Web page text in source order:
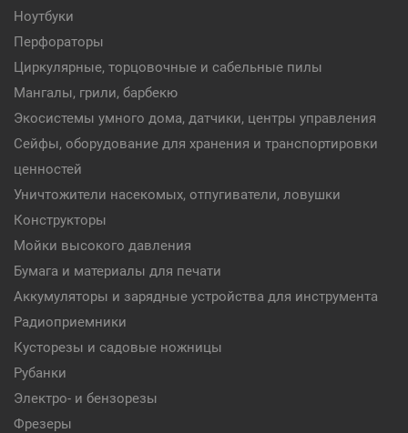
Ноутбуки
Перфораторы
Циркулярные, торцовочные и сабельные пилы
Мангалы, грили, барбекю
Экосистемы умного дома, датчики, центры управления
Сейфы, оборудование для хранения и транспортировки
ценностей
Уничтожители насекомых, отпугиватели, ловушки
Конструкторы
Мойки высокого давления
Бумага и материалы для печати
Аккумуляторы и зарядные устройства для инструмента
Радиоприемники
Кусторезы и садовые ножницы
Рубанки
Электро- и бензорезы
Фрезеры